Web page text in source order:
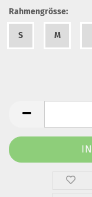
Rahmengrösse:
S M